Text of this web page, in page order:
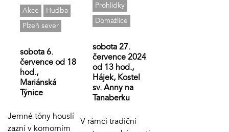
Akce
Hudba
Plzeň sever
sobota 6.
července od 18
hod.,
Mariánská
Týnice
Jemné tóny houslí
zazní v komorním
Prohlídky
Domažlice
sobota 27.
července 2024
od 13 hod.,
Hájek, Kostel
sv. Anny na
Tanaberku
V rámci tradiční